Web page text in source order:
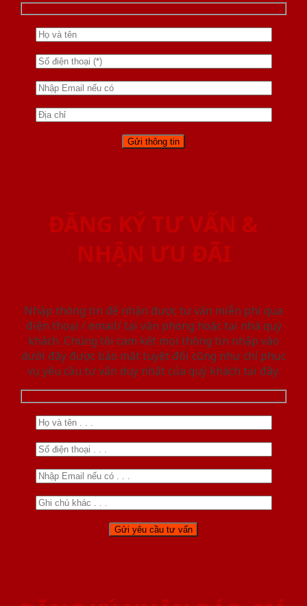
ĐĂNG KÝ TƯ VẤN &
NHẬN ƯU ĐÃI
Nhập thông tin để nhận được tư vấn miễn phí qua
điện thoại / email/ tại văn phòng hoặc tại nhà quý
khách. Chúng tôi cam kết mọi thông tin nhập vào
dưới đây được bảo mật tuyệt đối cũng như chỉ phục
vụ yêu cầu tư vấn duy nhất của quý khách tại đây.